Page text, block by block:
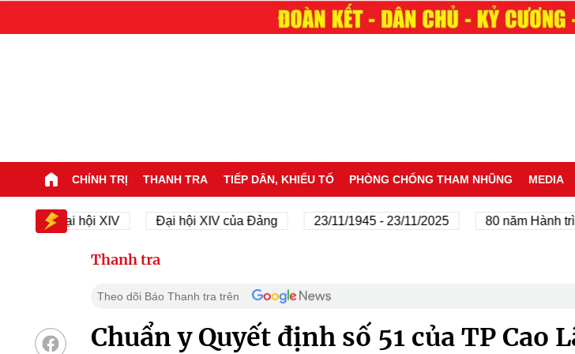
CHÍNH TRỊ THANH TRA TIẾP DÂN, KHIẾU TỐ PHÒNG CHỐNG THAM NHŨNG MEDIA
Đại hội XIV Đại hội XIV của Đảng 23/11/1945 - 23/11/2025 80 năm Hành trình
Thanh tra
Theo dõi Báo Thanh tra trên
Chuẩn y Quyết định số 51 của TP Cao